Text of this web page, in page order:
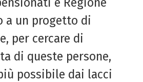
a un progetto di
per cercare di
di queste persone,
possibile dai lacci